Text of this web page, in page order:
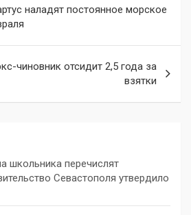
наладят постоянное морское
чиновник отсидит 2,5 года за
взятки
школьника перечислят
Севастополя утвердило